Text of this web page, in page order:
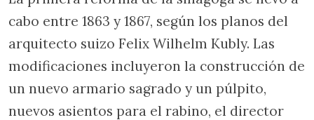
cabo entre 1863 y 1867, según los planos del
arquitecto suizo Felix Wilhelm Kubly. Las
modificaciones incluyeron la construcción de
un nuevo armario sagrado y un púlpito,
nuevos asientos para el rabino, el director